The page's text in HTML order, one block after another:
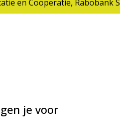
en Coöperatie, Rabobank
je voor